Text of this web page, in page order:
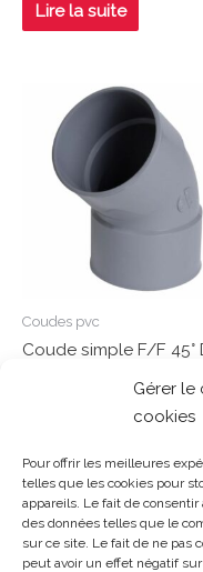
Gérer le
cookies
Pour offrir les meilleures
telles que les cookies pour
appareils. Le fait de
des données telles que le
sur ce site. Le fait de ne pas
peut avoir un effet négatif
sur
5
Lire la suite
Coudes pvc
Coude simple F/F 45°
5
Gosset Matériaux